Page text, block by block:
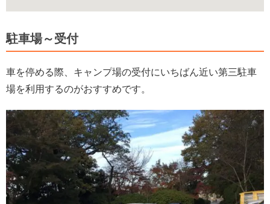
駐車場～受付
車を停める際、キャンプ場の受付にいちばん近い第三駐車
場を利用するのがおすすめです。